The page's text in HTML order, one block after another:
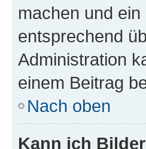
machen und
entsprechend
Administration
einem Beitrag
Nach oben
Kann ich